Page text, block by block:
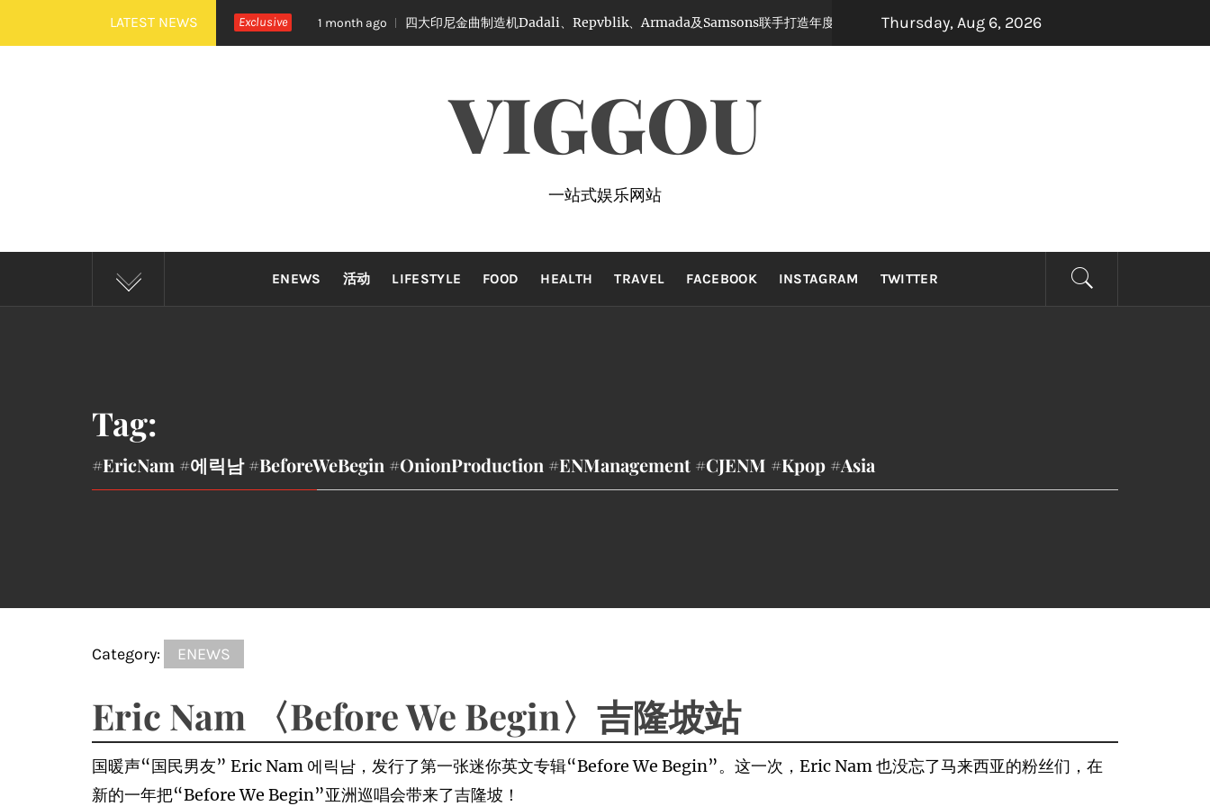
to
LATEST NEWS Exclusive
萧秉治《活着 Alive》巡演 Zepp KL 热血开唱 1 month ago 四大印尼金曲制造机Dadali、Repvblik、Armada及Samsons联手打造年度最强怀旧音乐盛宴，8月22日，约定你一起唱响青春！
Thursday, Aug 6, 2026
VIGGOU
一站式娱乐网站
ENEWS 活动 LIFESTYLE FOOD HEALTH TRAVEL FACEBOOK INSTAGRAM TWITTER
Tag:
#EricNam #에릭남 #BeforeWeBegin #OnionProduction #ENManagement #CJENM #Kpop #Asia
Category: ENEWS
Eric Nam 〈Before We Begin〉吉隆坡站
国暖声“国民男友” Eric Nam 에릭남，发行了第一张迷你英文专辑“Before We Begin”。这一次，Eric Nam 也没忘了马来西亚的粉丝们，在
新的一年把“Before We Begin”亚洲巡唱会带来了吉隆坡！